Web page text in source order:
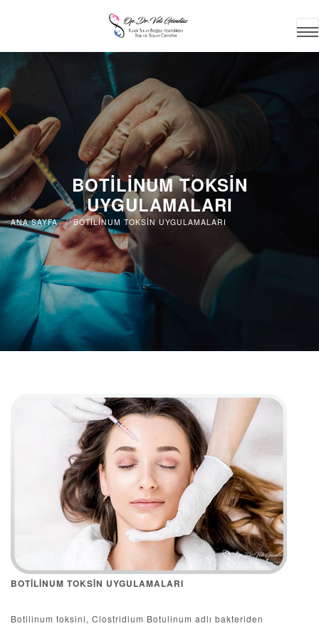
BOTİLİNUM TOKSİN
UYGULAMALARI
ANA SAYFA BOTİLİNUM TOKSİN UYGULAMALARI
BOTİLİNUM TOKSİN UYGULAMALARI
Botilinum toksini, Clostridium Botulinum adlı bakteriden